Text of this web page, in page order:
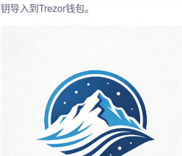
钥导入到Trezor钱包。